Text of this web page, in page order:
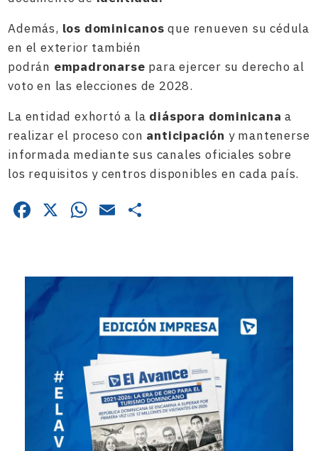
Además, los dominicanos que renueven su cédula
en el exterior también
podrán empadronarse para ejercer su derecho al
voto en las elecciones de 2028.
La entidad exhortó a la diáspora dominicana a
realizar el proceso con anticipación y mantenerse
informada mediante sus canales oficiales sobre
los requisitos y centros disponibles en cada país.
Facebook
X WhatsApp
Email